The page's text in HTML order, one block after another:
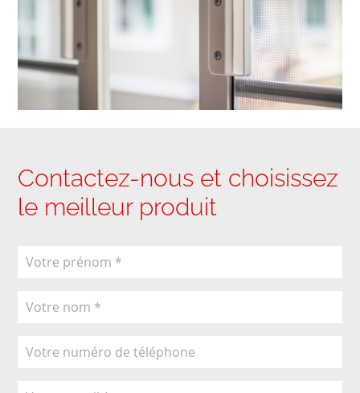
Contactez-nous et choisissez
le meilleur produit